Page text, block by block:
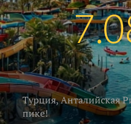
Турция, Анталийская
пике!